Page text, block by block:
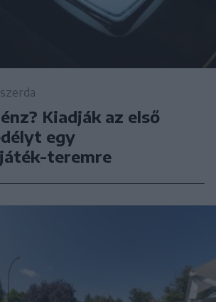
Kiadják az első
egy
teremre